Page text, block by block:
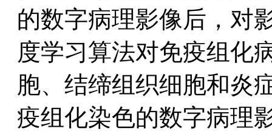
的数字病理影像后，对
度学习算法对免疫组化
胞、结缔组织细胞和炎
疫组化染色的数字病理